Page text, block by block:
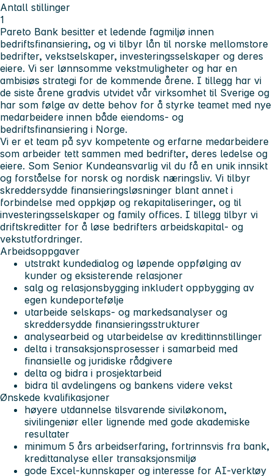
Antall stillinger
1
Pareto Bank besitter et ledende fagmiljø innen
bedriftsfinansiering, og vi tilbyr lån til norske mellomstore
bedrifter, vekstselskaper, investeringsselskaper og deres
eiere. Vi ser lønnsomme vekstmuligheter og har en
ambisiøs strategi for de kommende årene. I tillegg har vi
de siste årene gradvis utvidet vår virksomhet til Sverige og
har som følge av dette behov for å styrke teamet med nye
medarbeidere innen både eiendoms- og
bedriftsfinansiering i Norge.
Vi er et team på syv kompetente og erfarne medarbeidere
som arbeider tett sammen med bedrifter, deres ledelse og
eiere. Som Senior Kundeansvarlig vil du få en unik innsikt
og forståelse for norsk og nordisk næringsliv. Vi tilbyr
skreddersydde finansieringsløsninger blant annet i
forbindelse med oppkjøp og rekapitaliseringer, og til
investeringsselskaper og family offices. I tillegg tilbyr vi
driftskreditter for å løse bedrifters arbeidskapital- og
vekstutfordringer.
Arbeidsoppgaver
utstrakt kundedialog og løpende oppfølging av
kunder og eksisterende relasjoner
salg og relasjonsbygging inkludert oppbygging av
egen kundeportefølje
utarbeide selskaps- og markedsanalyser og
skreddersydde finansieringsstrukturer
analysearbeid og utarbeidelse av kredittinnstillinger
delta i transaksjonsprosesser i samarbeid med
finansielle og juridiske rådgivere
delta og bidra i prosjektarbeid
bidra til avdelingens og bankens videre vekst
Ønskede kvalifikasjoner
høyere utdannelse tilsvarende siviløkonom,
sivilingeniør eller lignende med gode akademiske
resultater
minimum 5 års arbeidserfaring, fortrinnsvis fra bank,
kredittanalyse eller transaksjonsmiljø
gode Excel-kunnskaper og interesse for AI-verktøy